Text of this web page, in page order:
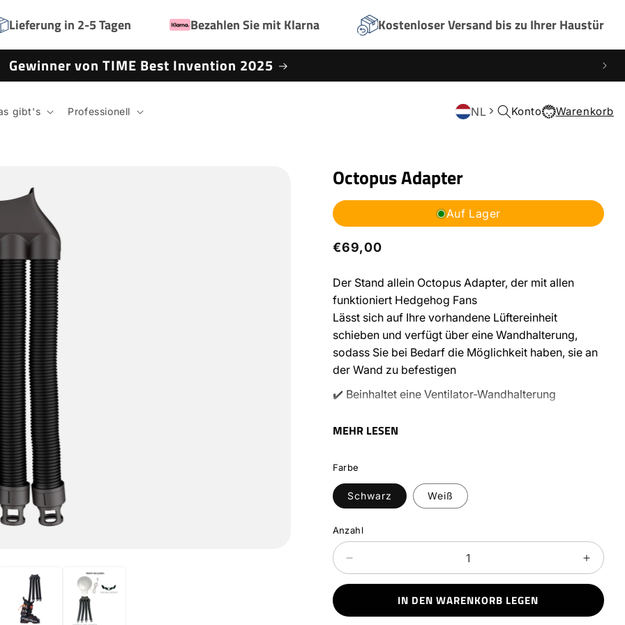
Lieferung in 2-5 Tagen Bezahlen Sie mit Klarna Kostenloser Versand bis zu Ihrer Haustür
Gewinner von TIME Best Invention 2025
gibt's Professionell NL Konto
Einloggen Warenkorb
Warenkorb
Octopus Adapter
Auf Lager
Normaler
€69,00
Der Stand allein Octopus Adapter, der mit allen
funktioniert Hedgehog Fans
Lässt sich auf Ihre vorhandene Lüftereinheit
schieben und verfügt über eine Wandhalterung,
sodass Sie bei Bedarf die Möglichkeit haben, sie an
der Wand zu befestigen
✔️ Beinhaltet eine Ventilator-Wandhalterung
Qualitätsprodukt mit einer Garantie von 2 Jahren
✔️ Elegantes skandinavisches Design
Der schnellste Trockner auf dem Markt für Stiefel
und Turnschuhe. Konzipiert für die schonende
Trocknung von Skischuhen mit Memory-Schaum
und Lederschuhen
40,00
Erweiterte Höhe (cm)
93,00
MEHR LESEN
Farbe
Schwarz Weiß
Anzahl
die
die
Menge
für
IN DEN WARENKORB LEGEN